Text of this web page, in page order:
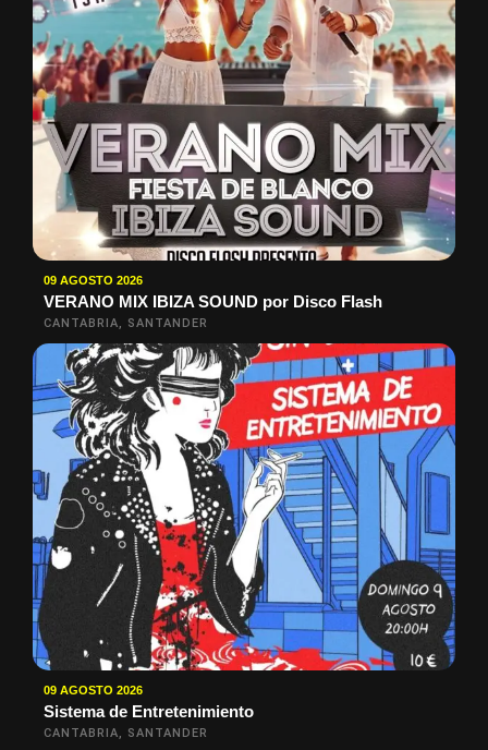
09 AGOSTO 2026
VERANO MIX IBIZA SOUND por Disco Flash
CANTABRIA, SANTANDER
09 AGOSTO 2026
Sistema de Entretenimiento
CANTABRIA, SANTANDER